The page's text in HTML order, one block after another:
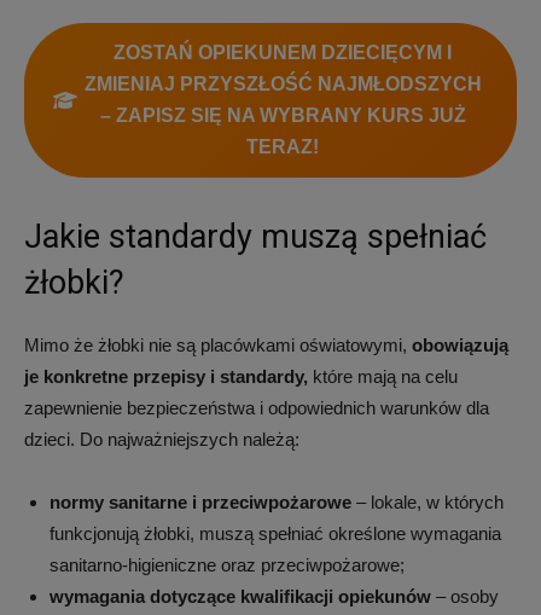
Aktualności
ZOSTAŃ OPIEKUNEM DZIECIĘCYM I
ZMIENIAJ PRZYSZŁOŚĆ NAJMŁODSZYCH
– ZAPISZ SIĘ NA WYBRANY KURS JUŻ
TERAZ!
Jakie standardy muszą spełniać
żłobki?
Mimo że żłobki nie są placówkami oświatowymi, obowiązują
je konkretne przepisy i standardy, które mają na celu
zapewnienie bezpieczeństwa i odpowiednich warunków dla
dzieci. Do najważniejszych należą:
normy sanitarne i przeciwpożarowe – lokale, w których
funkcjonują żłobki, muszą spełniać określone wymagania
sanitarno-higieniczne oraz przeciwpożarowe;
wymagania dotyczące kwalifikacji opiekunów – osoby